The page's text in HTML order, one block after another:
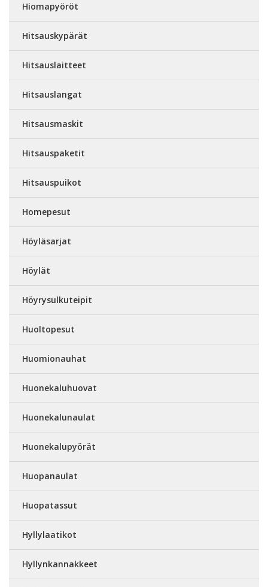
Hiomapyöröt
Hitsauskypärät
Hitsauslaitteet
Hitsauslangat
Hitsausmaskit
Hitsauspaketit
Hitsauspuikot
Homepesut
Höyläsarjat
Höylät
Höyrysulkuteipit
Huoltopesut
Huomionauhat
Huonekaluhuovat
Huonekalunaulat
Huonekalupyörät
Huopanaulat
Huopatassut
Hyllylaatikot
Hyllynkannakkeet